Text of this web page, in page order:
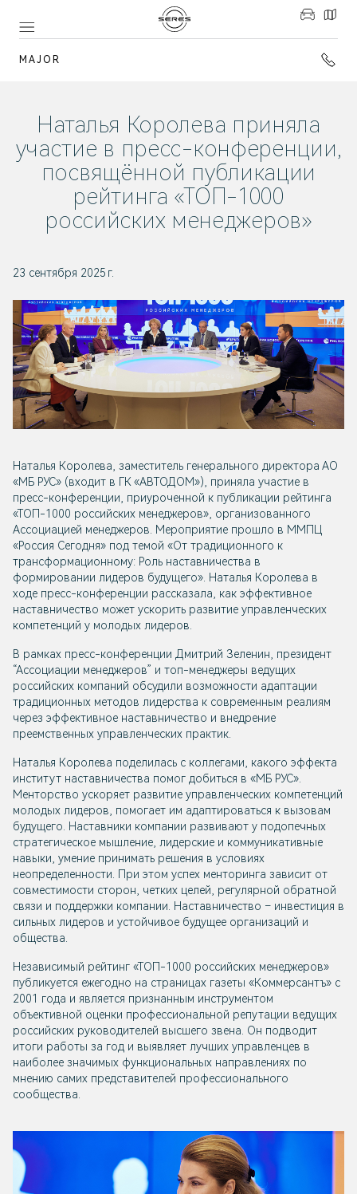
MAJOR
Наталья Королева приняла
участие в пресс-конференции,
посвящённой публикации
рейтинга «ТОП-1000
российских менеджеров»
23 сентября 2025 г.
Наталья Королева, заместитель генерального директора АО
«МБ РУС» (входит в ГК «АВТОДОМ»), приняла участие в
пресс-конференции, приуроченной к публикации рейтинга
«ТОП-1000 российских менеджеров», организованного
Ассоциацией менеджеров. Мероприятие прошло в ММПЦ
«Россия Сегодня» под темой «От традиционного к
трансформационному: Роль наставничества в
формировании лидеров будущего». Наталья Королева в
ходе пресс-конференции рассказала, как эффективное
наставничество может ускорить развитие управленческих
компетенций у молодых лидеров.
В рамках пресс-конференции Дмитрий Зеленин, президент
“Ассоциации менеджеров” и топ-менеджеры ведущих
российских компаний обсудили возможности адаптации
традиционных методов лидерства к современным реалиям
через эффективное наставничество и внедрение
преемственных управленческих практик.
Наталья Королева поделилась с коллегами, какого эффекта
институт наставничества помог добиться в «МБ РУС».
Менторство ускоряет развитие управленческих компетенций
молодых лидеров, помогает им адаптироваться к вызовам
будущего. Наставники компании развивают у подопечных
стратегическое мышление, лидерские и коммуникативные
навыки, умение принимать решения в условиях
неопределенности. При этом успех менторинга зависит от
совместимости сторон, четких целей, регулярной обратной
связи и поддержки компании. Наставничество – инвестиция в
сильных лидеров и устойчивое будущее организаций и
общества.
Независимый рейтинг «ТОП-1000 российских менеджеров»
публикуется ежегодно на страницах газеты «Коммерсантъ» с
2001 года и является признанным инструментом
объективной оценки профессиональной репутации ведущих
российских руководителей высшего звена. Он подводит
итоги работы за год и выявляет лучших управленцев в
наиболее значимых функциональных направлениях по
мнению самих представителей профессионального
сообщества.